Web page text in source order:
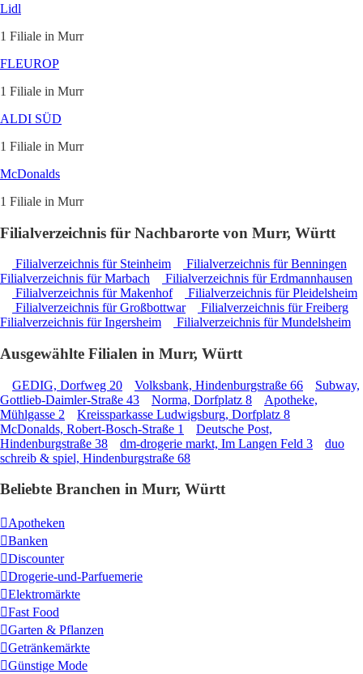
Lidl
1 Filiale in Murr
FLEUROP
1 Filiale in Murr
ALDI SÜD
1 Filiale in Murr
McDonalds
1 Filiale in Murr
Filialverzeichnis für Nachbarorte von Murr, Württ
Filialverzeichnis für Steinheim
Filialverzeichnis für Benningen
Filialverzeichnis für Marbach
Filialverzeichnis für Erdmannhausen
Filialverzeichnis für Makenhof
Filialverzeichnis für Pleidelsheim
Filialverzeichnis für Großbottwar
Filialverzeichnis für Freiberg
Filialverzeichnis für Ingersheim
Filialverzeichnis für Mundelsheim
Ausgewählte Filialen in Murr, Württ
GEDIG, Dorfweg 20 Volksbank, Hindenburgstraße 66
Subway,
Gottlieb-Daimler-Straße 43
Norma, Dorfplatz 8
Apotheke,
Mühlgasse 2
Kreissparkasse Ludwigsburg, Dorfplatz 8
McDonalds, Robert-Bosch-Straße 1
Deutsche Post,
Hindenburgstraße 38
dm-drogerie markt, Im Langen Feld 3
duo
schreib & spiel, Hindenburgstraße 68
Beliebte Branchen in Murr, Württ
Apotheken
Banken
Discounter
Drogerie-und-Parfuemerie
Elektromärkte
Fast Food
Garten & Pflanzen
Getränkemärkte
Günstige Mode